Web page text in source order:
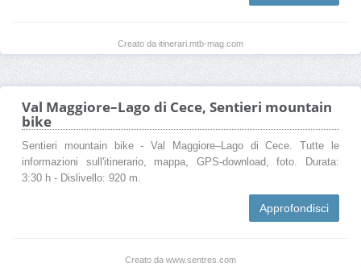
Creato da itinerari.mtb-mag.com
Val Maggiore–Lago di Cece, Sentieri mountain
bike
Sentieri mountain bike - Val Maggiore–Lago di Cece. Tutte le
informazioni sull'itinerario, mappa, GPS-download, foto. Durata:
3:30 h - Dislivello: 920 m.
Approfondisci
Creato da www.sentres.com